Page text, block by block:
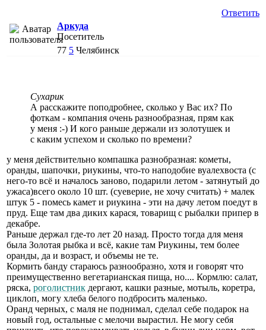
Ответить
Аркуда
Посетитель
77 5 Челябинск
Сухарик
А расскажите поподробнее, сколько у Вас их? По
фоткам - компания очень разнообразная, прям как
у меня :-) И кого раньше держали из золотушек и
с каким успехом и сколько по времени?
у меня действительно компашка разнобразная: кометы,
оранды, шапочки, риукины, что-то наподобие вуалехвоста (с
него-то всё и началось заново, подарили летом - затянутый до
ужаса)всего около 10 шт. (суеверие, не хочу считать) + малек
штук 5 - помесь камет и риукина - эти на дачу летом поедут в
пруд. Еще там два диких карася, товарищ с рыбалки припер в
декабре.
Раньше держал где-то лет 20 назад. Просто тогда для меня
была Золотая рыбка и всё, какие там Риукины, тем более
оранды, да и возраст, и объемы не те.
Кормить банду стараюсь разнообразно, хотя и говорят что
преимущественно вегетарианская пища, но.... Кормлю: салат,
ряска, роголистник дергают, кашки разные, мотыль, коретра,
циклоп, могу хлеба белого подбросить маленько.
Оранд черных, с маля не поднимал, сделал себе подарок на
новый год, остальные с мелочи вырастил. Не могу себя